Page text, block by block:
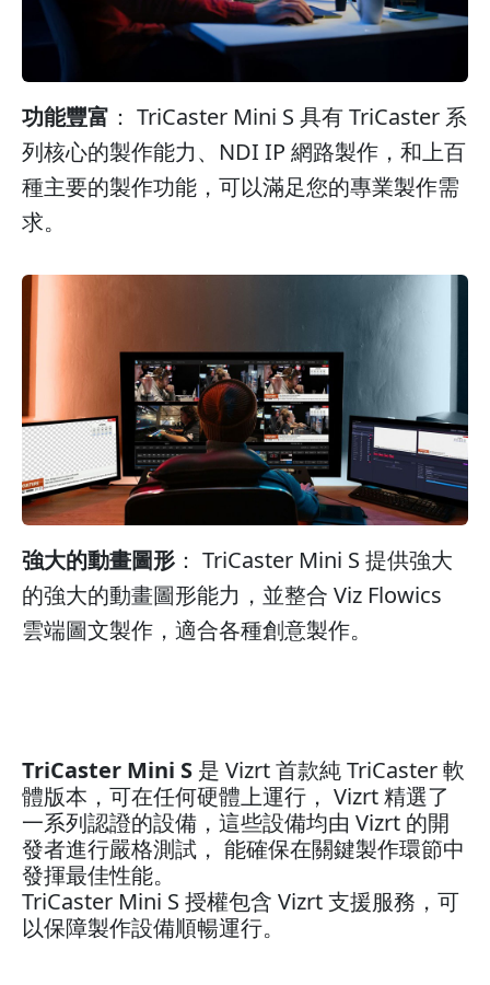
功能豐富 ： TriCaster Mini S 具有 TriCaster 系
列核心的製作能力、NDI IP 網路製作，和上百
種主要的製作功能，可以滿足您的專業製作需
求。
強大的動畫圖形 ： TriCaster Mini S 提供強大
的強大的動畫圖形能力，並整合 Viz Flowics
雲端圖文製作，適合各種創意製作。
TriCaster Mini S 是 Vizrt 首款純 TriCaster 軟
體版本，可在任何硬體上運行， Vizrt 精選了
一系列認證的設備，這些設備均由 Vizrt 的開
發者進行嚴格測試， 能確保在關鍵製作環節中
發揮最佳性能。
TriCaster Mini S 授權包含 Vizrt 支援服務，可
以保障製作設備順暢運行。